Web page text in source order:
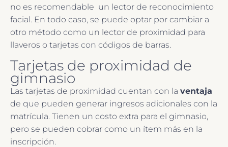
no es recomendable un lector de reconocimiento
facial. En todo caso, se puede optar por cambiar a
otro método como un lector de proximidad para
llaveros o tarjetas con códigos de barras.
Tarjetas de proximidad de
gimnasio
Las tarjetas de proximidad cuentan con la ventaja
de que pueden generar ingresos adicionales con la
matrícula. Tienen un costo extra para el gimnasio,
pero se pueden cobrar como un ítem más en la
inscripción.